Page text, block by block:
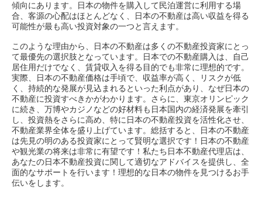
傾向にあります。日本の物件を購入して民泊運営に利用する場
合、客源の心配はほとんどなく、日本の不動産は高い収益を得る
可能性が最も高い投資対象の一つと言えます。
このような理由から、日本の不動産は多くの不動産投資家にとっ
て最優先の選択肢となっています。日本での不動産購入は、自己
居住用だけでなく、賃貸収入を得る目的でも非常に理想的です。
実際、日本の不動産価格は手頃で、収益率が高く、リスクが低
く、持続的な発展が見込まれるといった利点があり、なぜ日本の
不動産に投資すべきかがわかります。さらに、東京オリンピック
に続き、万博やカジノなどの好材料も日本国内の経済発展を牽引
し、投資熱をさらに高め、特に日本の不動産投資を活性化させ、
不動産業界全体を盛り上げています。総括すると、日本の不動産
は先見の明のある投資家にとって賢明な選択です！日本の不動産
や観光業の将来は非常に有望です！私たち日本不動産代理店は、
あなたの日本不動産投資に関して適切なアドバイスを提供し、全
面的なサポートを行います！理想的な日本の物件を見つけるお手
伝いをします。